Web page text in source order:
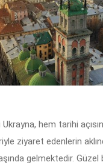
hem tarihi
ziyaret edenlerin
gelmektedir. Güzel